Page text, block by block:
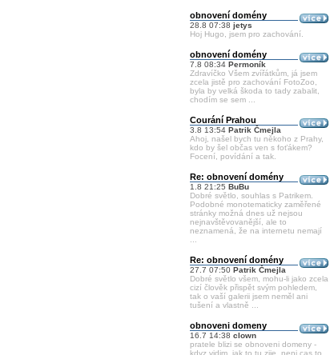
obnovení domény
28.8 07:38 jetys
Hoj Hugo, jsem pro zachování.
obnovení domény
7.8 08:34 Permoník
Zdravíčko Všem zvířátkům, já jsem
zcela jistě pro zachování FotoZoo,
byla by velká škoda to tady zabalit,
chodím se sem ...
Courání Prahou
3.8 13:54 Patrik Čmejla
Ahoj, našel bych tu někoho z Prahy,
kdo by šel občas ven s foťákem?
Focení, povídání a tak.
Re: obnovení domény
1.8 21:25 BuBu
Dobré světlo, souhlas s Patrikem.
Podobné monotematicky zaměřené
stránky možná dnes už nejsou
nejnavštěvovanější, ale to
neznamená, že na internetu nemají
Re: obnovení domény
27.7 07:50 Patrik Čmejla
Dobré světlo všem, mohu-li jako zcela
cizí člověk přispět svým pohledem,
tak o vaší galerii jsem neměl ani
tušení a vlastně ...
obnoveni domeny
16.7 14:38 clown
pratele blizi se obnoveni domeny -
kdyz vidim, jak to tu zije, neni cas to